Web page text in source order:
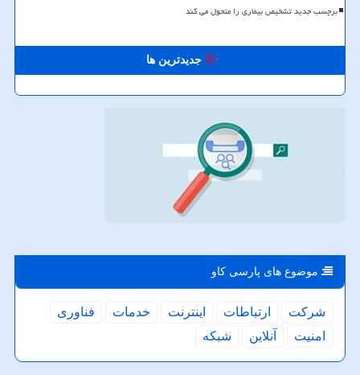
برچسب جدید تشخیص بیماری را متحول می کند
جدیدترین ها
موضوع های پارسی كاو
شركت ارتباطات اینترنت خدمات
فناوری
امنیت
آنلاین شبكه